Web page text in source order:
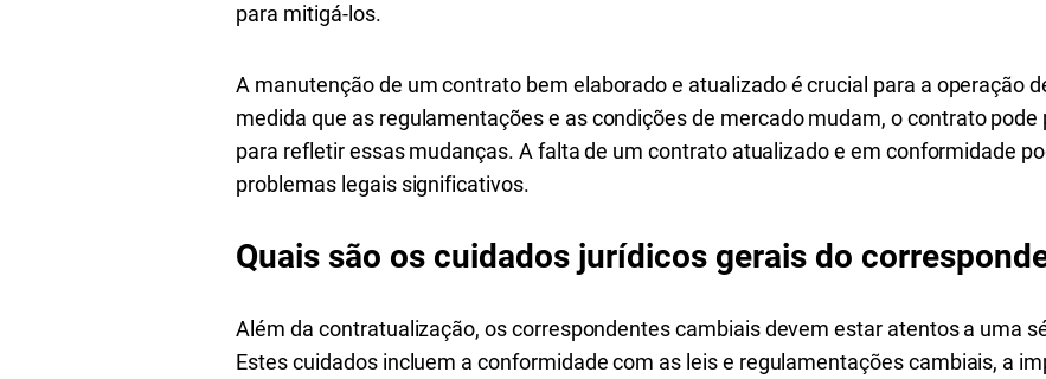
para mitigá-los.
A manutenção de um contrato bem elaborado e atualizado é crucial para a operação
medida que as regulamentações e as condições de mercado mudam, o contrato
para refletir essas mudanças. A falta de um contrato atualizado e em conformidade
problemas legais significativos.
Quais são os cuidados jurídicos gerais do
Além da contratualização, os correspondentes cambiais devem estar atentos a uma
Estes cuidados incluem a conformidade com as leis e regulamentações cambiais, a